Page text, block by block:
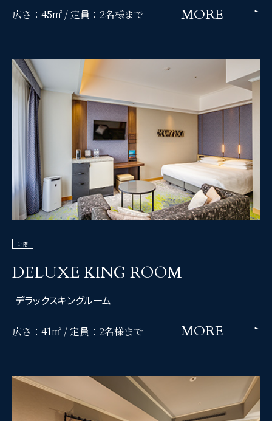
広さ：45㎡ /定員：2名様まで MORE
14階
DELUXE KING ROOM
デラックスキングルーム
広さ：41㎡ /定員：2名様まで MORE